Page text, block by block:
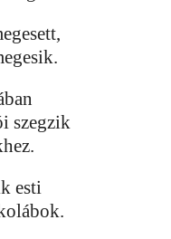
szegzik
esti